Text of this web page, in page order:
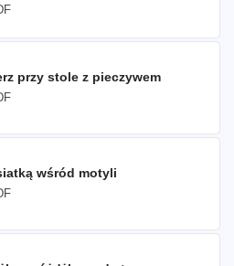
przy stole z pieczywem
wśród motyli